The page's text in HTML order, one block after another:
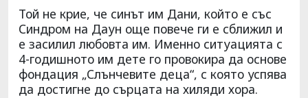
Той не крие, че синът им Дани, който е със
Синдром на Даун още повече ги е сближил и
е засилил любовта им. Именно ситуацията с
4-годишното им дете го провокира да основе
фондация „Слънчевите деца“, с която успява
да достигне до сърцата на хиляди хора.